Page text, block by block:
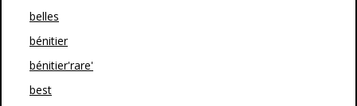
belles
bénitier
bénitier'rare'
best